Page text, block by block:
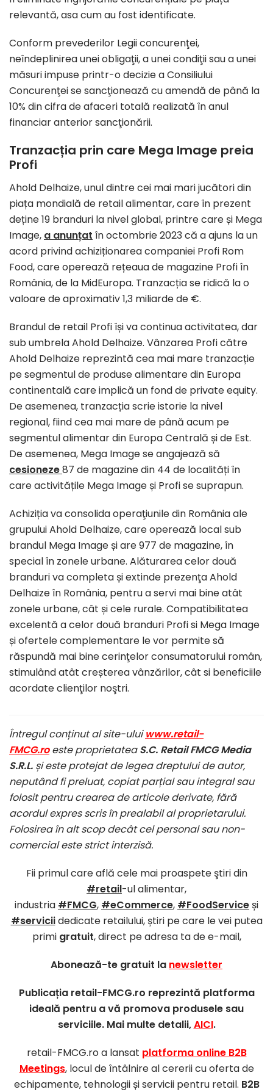
relevantă, asa cum au fost identificate.
Conform prevederilor Legii concurenţei,
neîndeplinirea unei obligaţii, a unei condiţii sau a unei
măsuri impuse printr-o decizie a Consiliului
Concurenţei se sancţionează cu amendă de până la
10% din cifra de afaceri totală realizată în anul
financiar anterior sancţionării.
Tranzacția prin care Mega Image preia
Profi
Ahold Delhaize, unul dintre cei mai mari jucători din
piața mondială de retail alimentar, care în prezent
deține 19 branduri la nivel global, printre care și Mega
Image, a anunțat în octombrie 2023 că a ajuns la un
acord privind achiziționarea companiei Profi Rom
Food, care operează rețeaua de magazine Profi în
România, de la MidEuropa. Tranzacția se ridică la o
valoare de aproximativ 1,3 miliarde de €.
Brandul de retail Profi își va continua activitatea, dar
sub umbrela Ahold Delhaize. Vânzarea Profi către
Ahold Delhaize reprezintă cea mai mare tranzacție
pe segmentul de produse alimentare din Europa
continentală care implică un fond de private equity.
De asemenea, tranzacția scrie istorie la nivel
regional, fiind cea mai mare de până acum pe
segmentul alimentar din Europa Centrală și de Est.
De asemenea, Mega Image se angajează să
cesioneze87 de magazine din 44 de localități în
care activitățile Mega Image și Profi se suprapun.
Achiziția va consolida operaţiunile din România ale
grupului Ahold Delhaize, care operează local sub
brandul Mega Image și are 977 de magazine, în
special în zonele urbane. Alăturarea celor două
branduri va completa și extinde prezenţa Ahold
Delhaize în România, pentru a servi mai bine atât
zonele urbane, cât și cele rurale. Compatibilitatea
excelentă a celor două branduri Profi si Mega Image
și ofertele complementare le vor permite să
răspundă mai bine cerinţelor consumatorului român,
stimulând atât creșterea vânzărilor, cât si beneficiile
acordate clienţilor noştri.
Întregul conținut al site-uluiwww.retail-
FMCG.roeste proprietateaS.C. Retail FMCG Media
S.R.L. și este protejat de legea dreptului de autor,
neputând fi preluat, copiat parțial sau integral sau
folosit pentru crearea de articole derivate, fără
acordul expres scris în prealabil al proprietarului.
Folosirea în alt scop decât cel personal sau non-
comercial este strict interzisă.
Fii primul care află cele mai proaspete ştiri din
#retail-ul alimentar,
industria #FMCG, #eCommerce, #FoodServiceși
#serviciidedicate retailului, știri pe care le vei putea
primi gratuit, direct pe adresa ta de e-mail,
Abonează-te gratuit la newsletter
Publicația retail-FMCG.ro reprezintă platforma
ideală pentru a vă promova produsele sau
serviciile. Mai multe detalii,AICI.
retail-FMCG.ro a lansat platforma online B2B
Meetings, locul de întâlnire al cererii cu oferta de
echipamente, tehnologii și servicii pentru retail. B2B